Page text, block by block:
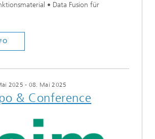
• Data Fusion für
2025 - 08. Mai 2025
& Conference